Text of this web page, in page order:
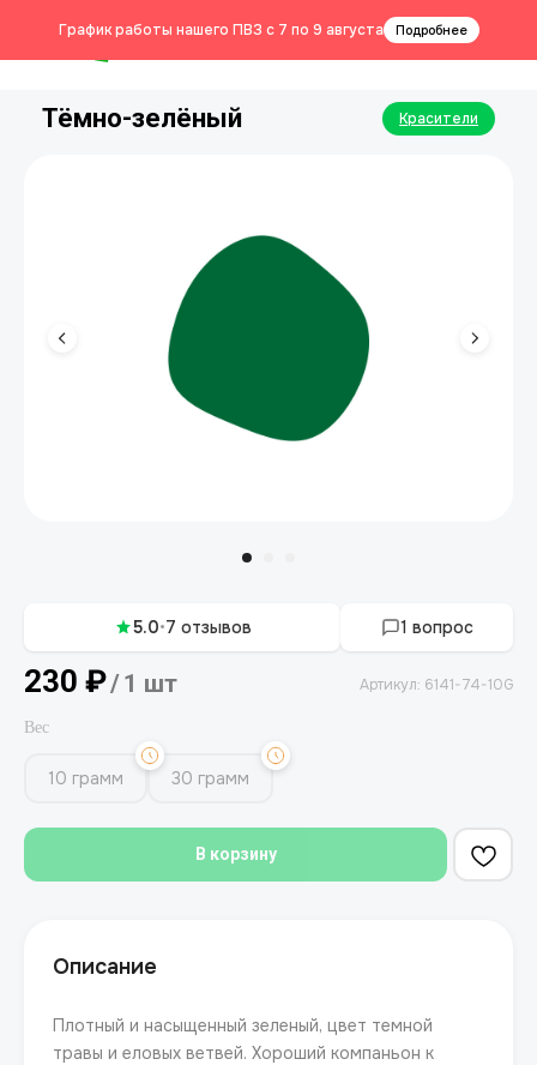
График работы нашего ПВЗ с 7 по 9 августа Подробнее
Тёмно-зелёный Красители
5.0•7 отзывов 1 вопрос
230 ₽/1 шт Артикул: 6141-74-10G
Вес
10 грамм 30 грамм
В корзину
Описание
Плотный и насыщенный зеленый, цвет темной
травы и еловых ветвей. Хороший компаньон к